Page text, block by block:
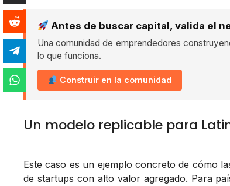
Antes de buscar capital, valida el
Una comunidad de emprendedores
lo que funciona.
Construir en la comunidad
Un modelo replicable para
Este caso es un ejemplo concreto de cómo
de startups con alto valor agregado. Para